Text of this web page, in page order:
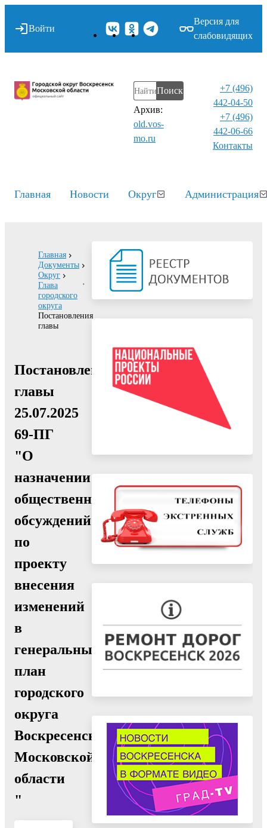
Войти
Версия для
слабовидящих
Поиск
Архив:
old.vos-
mo.ru
+7 (496)
442-04-50
+7 (496)
442-06-66
Контакты⁠
Главная Новости Округ Администрация
Главная
Документы
Округ
Глава
городского
округа
Постановления
главы
Постановление
главы
25.07.2025
69-ПГ
"О
назначении
общественных
обсуждений
по
проекту
внесения
изменений
в
генеральный
план
городского
округа
Воскресенск
Московской
области
"